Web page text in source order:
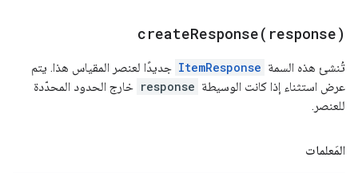
createResponse( response)
تُنشئ هذه السمة ItemResponse جديدًا لعنصر المقياس هذا. يتم
عرض استثناء إذا كانت الوسيطة response خارج الحدود المحدّدة
للعنصر.
المَعلمات